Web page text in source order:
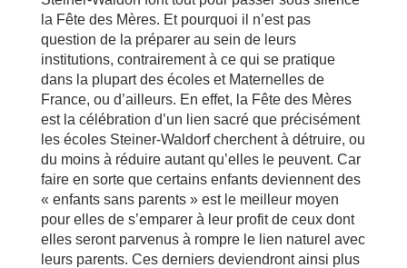
la Fête des Mères. Et pourquoi il n’est pas
question de la préparer au sein de leurs
institutions, contrairement à ce qui se pratique
dans la plupart des écoles et Maternelles de
France, ou d’ailleurs. En effet, la Fête des Mères
est la célébration d’un lien sacré que précisément
les écoles Steiner-Waldorf cherchent à détruire, ou
du moins à réduire autant qu’elles le peuvent. Car
faire en sorte que certains enfants deviennent des
« enfants sans parents » est le meilleur moyen
pour elles de s’emparer à leur profit de ceux dont
elles seront parvenus à rompre le lien naturel avec
leurs parents. Ces derniers deviendront ainsi plus